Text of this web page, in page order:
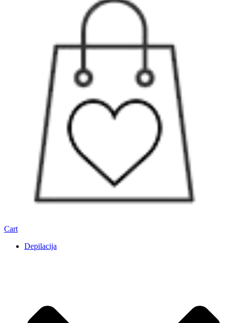
Cart
Depilacija